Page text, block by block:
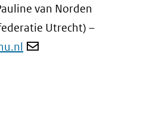
in
nieuw
van Norden
Utrecht) –